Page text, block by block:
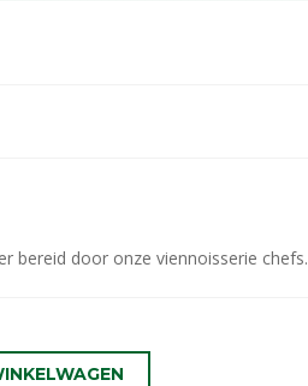
bereid door onze viennoisserie chefs.